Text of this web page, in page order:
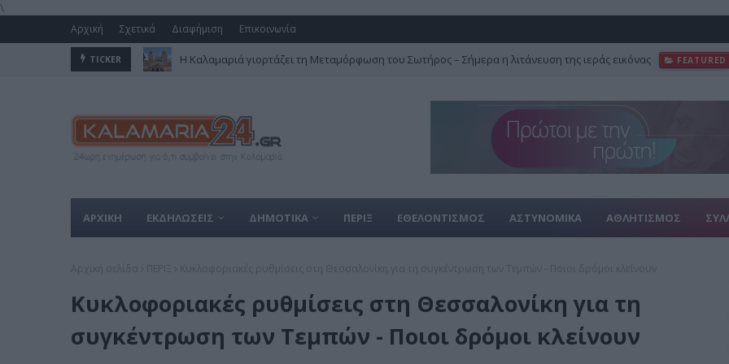
\
Αρχική Σχετικά Διαφήμιση Επικοινωνία
TICKER Η Καλαμαριά γιορτάζει τη Μεταμόρφωση του Σωτήρος – Σήμερα η λιτάνευση της ιεράς εικόνας FEATURED
ΑΡΧΙΚΗ ΕΚΔΗΛΩΣΕΙΣ ΔΗΜΟΤΙΚΑ ΠΕΡΙΞ ΕΘΕΛΟΝΤΙΣΜΟΣ ΑΣΤΥΝΟΜΙΚΑ ΑΘΛΗΤΙΣΜΟΣ
Κυκλοφοριακές ρυθμίσεις στη Θεσσαλονίκη για τη
συγκέντρωση των Τεμπών - Ποιοι δρόμοι κλείνουν